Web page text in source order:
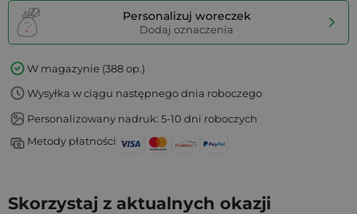
Personalizuj woreczek
Dodaj oznaczenia
W magazynie (388 op.)
Wysyłka w ciągu następnego dnia roboczego
Personalizowany nadruk: 5-10 dni roboczych
Metody płatności
Skorzystaj z aktualnych okazji